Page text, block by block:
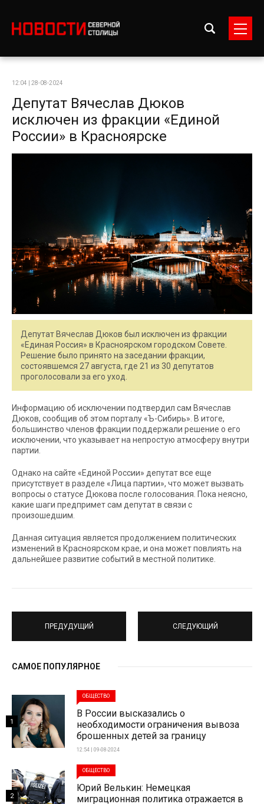
12:04 | 28-08-2024
Депутат Вячеслав Дюков
исключен из фракции «Единой
России» в Красноярске
Депутат Вячеслав Дюков был исключен из фракции
«Единая Россия» в Красноярском городском Совете.
Решение было принято на заседании фракции,
состоявшемся 27 августа, где 21 из 30 депутатов
проголосовали за его уход.
Информацию об исключении подтвердил сам Вячеслав
Дюков, сообщив об этом порталу «Ъ-Сибирь». В итоге,
большинство членов фракции поддержали решение о его
исключении, что указывает на непростую атмосферу внутри
партии.
Однако на сайте «Единой России» депутат все еще
присутствует в разделе «Лица партии», что может вызвать
вопросы о статусе Дюкова после голосования. Пока неясно,
какие шаги предпримет сам депутат в связи с
произошедшим.
Данная ситуация является продолжением политических
изменений в Красноярском крае, и она может повлиять на
дальнейшее развитие событий в местной политике.
ПРЕДУДУЩИЙ СЛЕДУЮЩИЙ
САМОЕ ПОПУЛЯРНОЕ
ОБЩЕСТВО
В России высказались о
необходимости ограничения вывоза
брошенных детей за границу
12:54 | 09-08-2024
1
ОБЩЕСТВО
Юрий Велькин: Немецкая
миграционная политика отражается в
2